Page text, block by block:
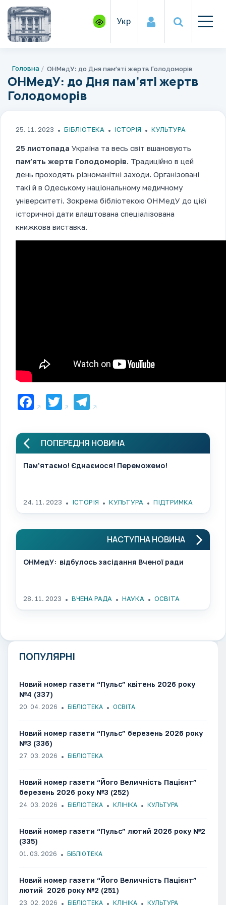
Укр
Головна ОНМедУ: до Дня пам’яті жертв Голодоморів
ОНМедУ: до Дня пам’яті жертв
Голодоморів
25. 11. 2023 БІБЛІОТЕКА ІСТОРІЯ КУЛЬТУРА
25 листопада Україна та весь світ вшановують
пам’ять жертв Голодоморів. Традиційно в цей
день проходять різноманітні заходи. Організовані
такі й в Одеському національному медичному
університеті. Зокрема бібліотекою ОНМедУ до цієї
історичної дати влаштована спеціалізована
книжкова виставка.
Facebook
TwitterTelegram
ПОПЕРЕДНЯ НОВИНА
Пам'ятаємо! Єднаємося! Переможемо!
24. 11. 2023 ІСТОРІЯ КУЛЬТУРА ПІДТРИМКА
НАСТУПНА НОВИНА
ОНМедУ: відбулось засідання Вченої ради
28. 11. 2023 ВЧЕНА РАДА НАУКА ОСВІТА
ПОПУЛЯРНІ
Новий номер газети “Пульс” квітень 2026 року
№4 (337)
20. 04. 2026 БІБЛІОТЕКА ОСВІТА
Новий номер газети “Пульс” березень 2026 року
№3 (336)
27. 03. 2026 БІБЛІОТЕКА
Новий номер газети “Його Величність Пацієнт”
березень 2026 року №3 (252)
24. 03. 2026 БІБЛІОТЕКА КЛІНІКА КУЛЬТУРА
Новий номер газети “Пульс” лютий 2026 року №2
(335)
01. 03. 2026 БІБЛІОТЕКА
Новий номер газети “Його Величність Пацієнт”
лютий 2026 року №2 (251)
23. 02. 2026 БІБЛІОТЕКА КЛІНІКА КУЛЬТУРА